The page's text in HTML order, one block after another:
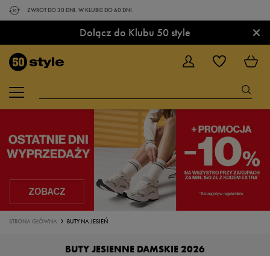
ZWROT DO 30 DNI. W KLUBIE DO 60 DNI.
Dołącz do Klubu 50 style ×
STRONA GŁÓWNA BUTY NA JESIEŃ
BUTY JESIENNE DAMSKIE 2026